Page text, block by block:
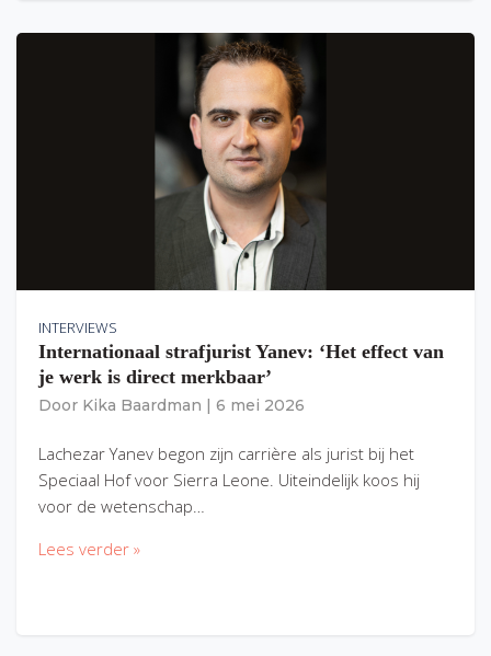
INTERVIEWS
Internationaal strafjurist Yanev: ‘Het effect van
je werk is direct merkbaar’
Door Kika Baardman 6 mei 2026
Lachezar Yanev begon zijn carrière als jurist bij het
Speciaal Hof voor Sierra Leone. Uiteindelijk koos hij
voor de wetenschap…
Lees verder »